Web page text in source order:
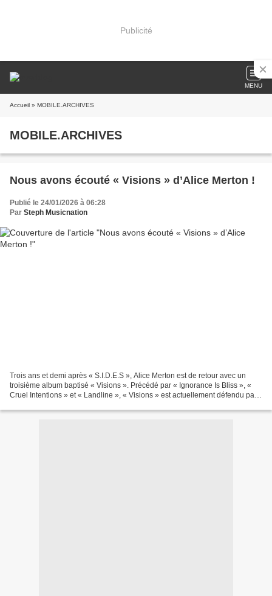
Publicité
MENU
Accueil » MOBILE.ARCHIVES
MOBILE.ARCHIVES
Nous avons écouté « Visions » d’Alice Merton !
Publié le 24/01/2026 à 06:28
Par Steph Musicnation
Trois ans et demi après « S.I.D.E.S », Alice Merton est de retour avec un
troisième album baptisé « Visions ». Précédé par « Ignorance Is Bliss », «
Cruel Intentions » et « Landline », « Visions » est actuellement défendu par